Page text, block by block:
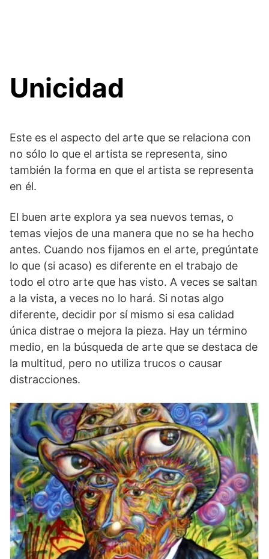
Unicidad
Este es el aspecto del arte que se relaciona con
no sólo lo que el artista se representa, sino
también la forma en que el artista se representa
en él.
El buen arte explora ya sea nuevos temas, o
temas viejos de una manera que no se ha hecho
antes. Cuando nos fijamos en el arte, pregúntate
lo que (si acaso) es diferente en el trabajo de
todo el otro arte que has visto. A veces se saltan
a la vista, a veces no lo hará. Si notas algo
diferente, decidir por sí mismo si esa calidad
única distrae o mejora la pieza. Hay un término
medio, en la búsqueda de arte que se destaca de
la multitud, pero no utiliza trucos o causar
distracciones.